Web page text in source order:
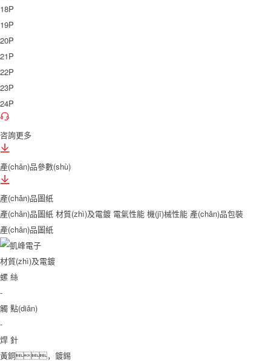
18P
19P
20P
21P
22P
23P
24P
咨詢更多
產(chǎn)品參數(shù)
產(chǎn)品圖紙
產(chǎn)品圖紙 材質(zhì)及電鍍 電氣性能 機(jī)械性能 產(chǎn)品包裝
產(chǎn)品圖紙
材質(zhì)及電鍍
螺 絲
-
觸 點(diǎn)
-
焊 針
黃銅，鍍錫